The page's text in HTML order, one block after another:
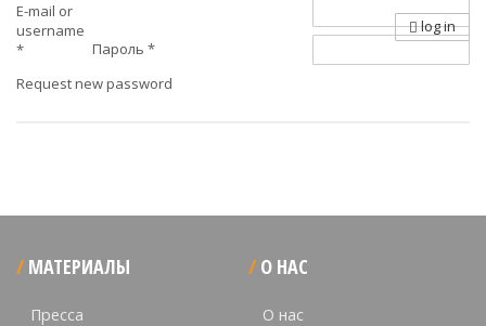
E-mail or
username
*
Пароль *
Request new password
log in
МАТЕРИАЛЫ
Пресса
О НАС
О нас